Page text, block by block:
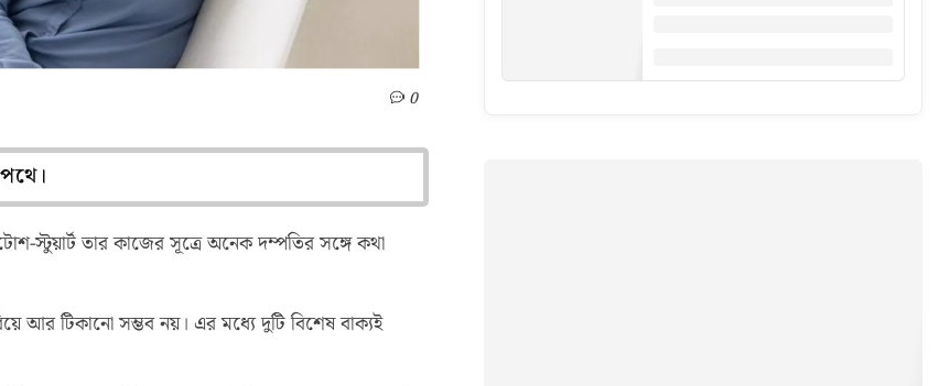
0
স্টুয়ার্ট তার কাজের সূত্রে অনেক দম্পতির সঙ্গে কথা
আর টিকানো সম্ভব নয়। এর মধ্যে দুটি বিশেষ বাক্যই